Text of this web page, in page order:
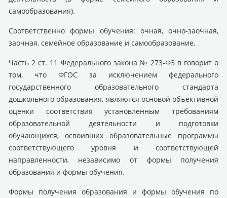
самообразования).
Соответственно формы обучения: очная, очно-заочная,
заочная, семейное образование и самообразование.
Часть 2 ст. 11 Федерального закона № 273-ФЗ в говорит о
том, что ФГОС за исключением федерального
государственного образовательного стандарта
дошкольного образования, являются основой объективной
оценки соответствия установленным требованиям
образовательной деятельности и подготовки
обучающихся, освоивших образовательные программы
соответствующего уровня и соответствующей
направленности, независимо от формы получения
образования и формы обучения.
Формы получения образования и формы обучения по